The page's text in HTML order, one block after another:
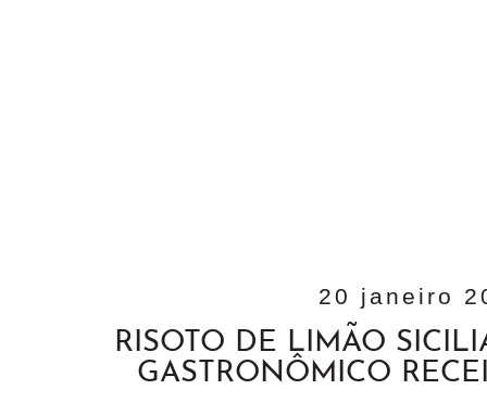
20 janeiro
RISOTO DE LIMÃO
GASTRONÔMICO